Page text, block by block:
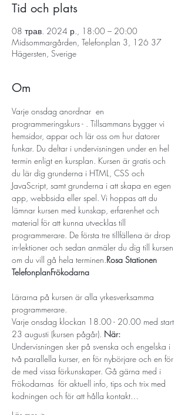
Tid och plats
08 трав. 2024 р., 18:00 – 20:00
Midsommargården, Telefonplan 3, 126 37
Hägersten, Sverige
Om
Varje onsdag anordnar en
programmeringskurs - . Tillsammans bygger vi
hemsidor, appar och lär oss om hur datorer
funkar. Du deltar i undervisningen under en hel
termin enligt en kursplan. Kursen är gratis och
du lär dig grunderna i HTML, CSS och
JavaScript, samt grunderna i att skapa en egen
app, webbsida eller spel. Vi hoppas att du
lämnar kursen med kunskap, erfarenhet och
material för att kunna utvecklas till
programmerare. De första tre tillfällena är drop
in-lektioner och sedan anmäler du dig till kursen
om du vill gå hela terminen.Rosa Stationen
TelefonplanFrökodarna
Lärarna på kursen är alla yrkesverksamma
programmerare.
Varje onsdag klockan 18.00 - 20.00 med start
23 augusti (kursen pågår). När:
Undervisningen sker på svenska och engelska i
två parallella kurser, en för nybörjare och en för
de med vissa förkunskaper. Gå gärna med i
Frökodarnas för aktuell info, tips och trix med
kodningen och för att hålla kontakt…